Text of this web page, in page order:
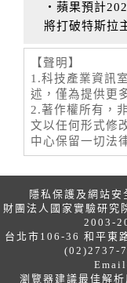
‧蘋果預計
將打破特斯拉
【聲明】
1.科技產業資訊
述，僅為提供更
2.著作權所有，
文以任何形式修
中心保留一切法
隱私保護及網站安
財團法人國家實驗研究
2003-
台北市106-36 和平東
(02)2737-
瀏覽器建議最佳解